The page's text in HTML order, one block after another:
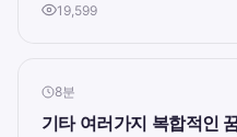
19,599
8분
기타 여러가지 복합적인